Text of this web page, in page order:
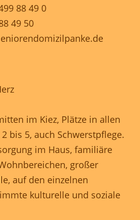
88 49 0
49 50
im Kiez, Plätze in allen
bis 5, auch Schwerstpflege.
im Haus, familiäre
großer
auf den einzelnen
kulturelle und soziale